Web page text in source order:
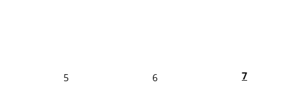
5 6 7